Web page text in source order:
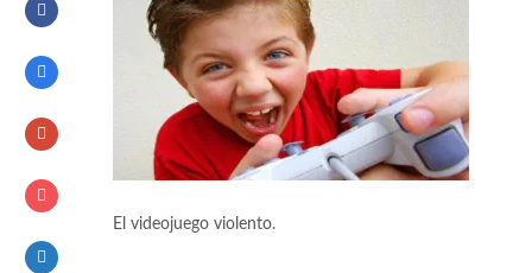
El videojuego violento.